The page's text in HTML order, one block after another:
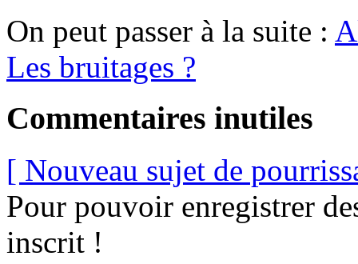
On peut passer à la suite :
Les bruitages ?
Commentaires inutiles
[ Nouveau sujet de
Pour pouvoir enregistrer
inscrit !